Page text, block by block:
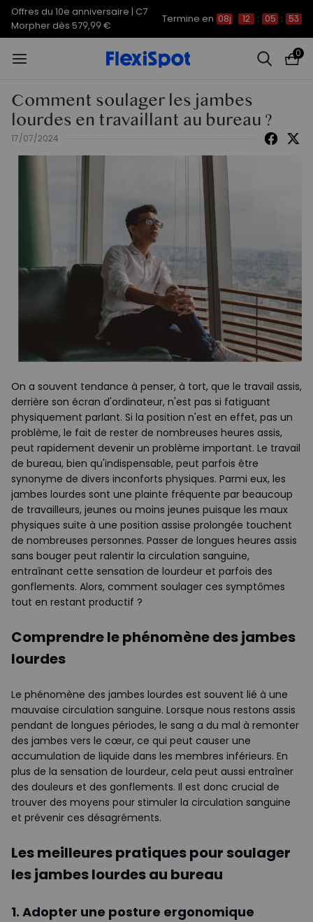
Offres du 10e anniversaire | C7
Morpher dès 579,99 €
Termine en 08j 12 : 05 : 53
0
Comment soulager les jambes
lourdes en travaillant au bureau ?
17/07/2024
On a souvent tendance à penser, à tort, que le travail assis,
derrière son écran d'ordinateur, n'est pas si fatiguant
physiquement parlant. Si la position n'est en effet, pas un
problème, le fait de rester de nombreuses heures assis,
peut rapidement devenir un problème important. Le travail
de bureau, bien qu'indispensable, peut parfois être
synonyme de divers inconforts physiques. Parmi eux, les
jambes lourdes sont une plainte fréquente par beaucoup
de travailleurs, jeunes ou moins jeunes puisque les maux
physiques suite à une position assise prolongée touchent
de nombreuses personnes. Passer de longues heures assis
sans bouger peut ralentir la circulation sanguine,
entraînant cette sensation de lourdeur et parfois des
gonflements. Alors, comment soulager ces symptômes
tout en restant productif ?
Comprendre le phénomène des jambes
lourdes
Le phénomène des jambes lourdes est souvent lié à une
mauvaise circulation sanguine. Lorsque nous restons assis
pendant de longues périodes, le sang a du mal à remonter
des jambes vers le cœur, ce qui peut causer une
accumulation de liquide dans les membres inférieurs. En
plus de la sensation de lourdeur, cela peut aussi entraîner
des douleurs et des gonflements. Il est donc crucial de
trouver des moyens pour stimuler la circulation sanguine
et prévenir ces désagréments.
Les meilleures pratiques pour soulager
les jambes lourdes au bureau
1. Adopter une posture ergonomique